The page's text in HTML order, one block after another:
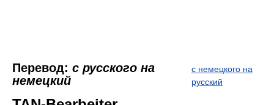
Перевод: с русского на
немецкий
с немецкого на
русский